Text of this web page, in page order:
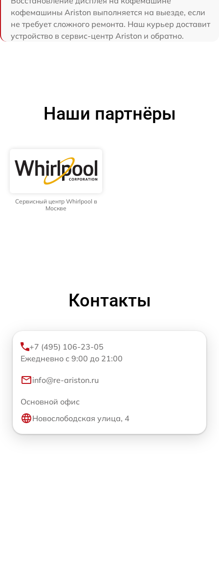
кофемашины Ariston выполняется на выезде, если
не требует сложного ремонта. Наш курьер доставит
устройство в сервис-центр Ariston и обратно.
Наши партнёры
Сервисный центр Whirlpool в
Москве
Контакты
+7 (495) 106-23-05
Ежедневно с 9:00 до 21:00
info@re-ariston.ru
Основной офис
Новослободская улица, 4